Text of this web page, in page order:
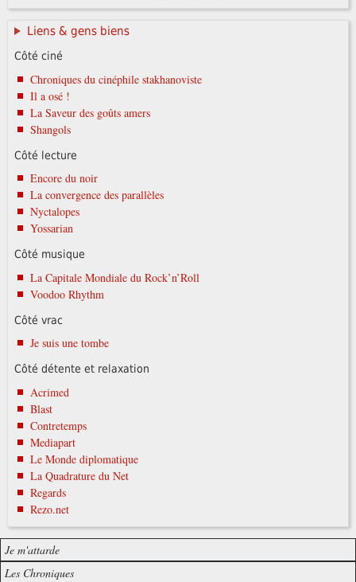
Liens & gens biens
Côté ciné
Chroniques du cinéphile stakhanoviste
Il a osé !
La Saveur des goûts amers
Shangols
Côté lecture
Encore du noir
La convergence des parallèles
Nyctalopes
Yossarian
Côté musique
La Capitale Mondiale du Rock’n’Roll
Voodoo Rhythm
Côté vrac
Je suis une tombe
Côté détente et relaxation
Acrimed
Blast
Contretemps
Mediapart
Le Monde diplomatique
La Quadrature du Net
Regards
Rezo.net
Je m'attarde
Les Chroniques